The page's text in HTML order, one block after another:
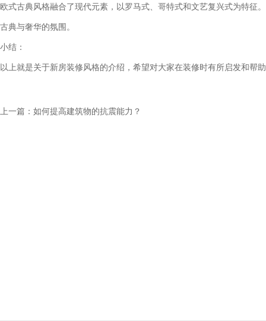
欧式古典风格融合了现代元素，以罗马式、哥特式和文艺复兴式为特
古典与奢华的氛围。
小结：
以上就是关于新房装修风格的介绍，希望对大家在装修时有所启发和帮
上一篇： 如何提高建筑物的抗震能力？